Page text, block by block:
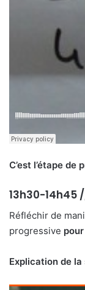
C’est l’étape
13h30-14h45
Réfléchir de
progressive
Explication de la